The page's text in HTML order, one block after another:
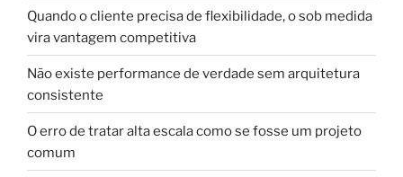
Quando o cliente precisa de flexibilidade, o sob medida
vira vantagem competitiva
Não existe performance de verdade sem arquitetura
consistente
O erro de tratar alta escala como se fosse um projeto
comum